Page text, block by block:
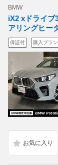
BMW
iX2 xドライブ
アリングヒー
保証付 購入プラ